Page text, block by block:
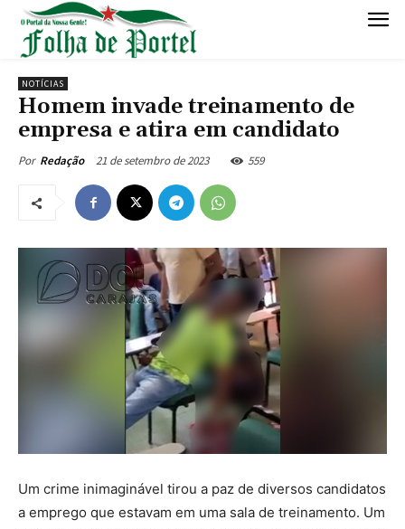
NOTÍCIAS
Homem invade treinamento de
empresa e atira em candidato
Por Redação 21 de setembro de 2023 559
Um crime inimaginável tirou a paz de diversos candidatos
a emprego que estavam em uma sala de treinamento. Um